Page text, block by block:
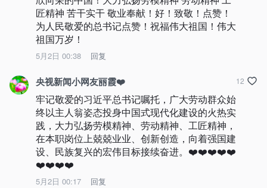
匠精神 苦干实干 敬业奉献！好！致敬！点赞！
为人民敬爱的总书记点赞！祝福伟大祖国！伟大
祖国万岁！
5月2日 00:38 回复
央视新闻小网友丽霞❤️
牢记敬爱的习近平总书记嘱托，广大劳动群众始
终以主人翁姿态投身中国式现代化建设的火热实
践，大力弘扬劳模精神、劳动精神、工匠精神，
在本职岗位上兢兢业业、创新创造，向着强国建
设、民族复兴的宏伟目标接续奋进。❤️❤️❤️❤️❤️
❤️❤️❤️❤️
5月2日 00:17 回复
12